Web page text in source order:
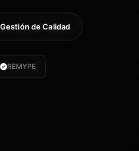
de Calidad
REMYPE